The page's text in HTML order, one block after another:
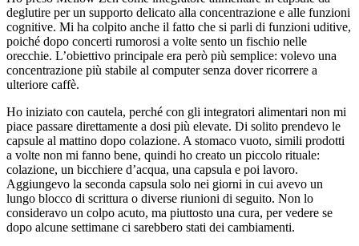
deglutire per un supporto delicato alla concentrazione e alle funzioni
cognitive. Mi ha colpito anche il fatto che si parli di funzioni uditive,
poiché dopo concerti rumorosi a volte sento un fischio nelle
orecchie. L’obiettivo principale era però più semplice: volevo una
concentrazione più stabile al computer senza dover ricorrere a
ulteriore caffè.
Ho iniziato con cautela, perché con gli integratori alimentari non mi
piace passare direttamente a dosi più elevate. Di solito prendevo le
capsule al mattino dopo colazione. A stomaco vuoto, simili prodotti
a volte non mi fanno bene, quindi ho creato un piccolo rituale:
colazione, un bicchiere d’acqua, una capsula e poi lavoro.
Aggiungevo la seconda capsula solo nei giorni in cui avevo un
lungo blocco di scrittura o diverse riunioni di seguito. Non lo
consideravo un colpo acuto, ma piuttosto una cura, per vedere se
dopo alcune settimane ci sarebbero stati dei cambiamenti.